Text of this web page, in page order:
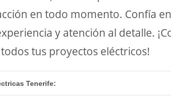
en todo momento. Confía
y atención al detalle.
tus proyectos eléctricos!
Tenerife: